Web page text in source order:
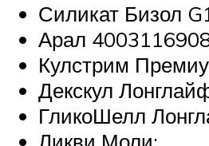
Силикат Бизол
Арал
Кулстрим
Декскул
ГликоШелл